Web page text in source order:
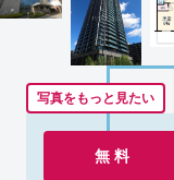
写真をもっと見たい
無 料